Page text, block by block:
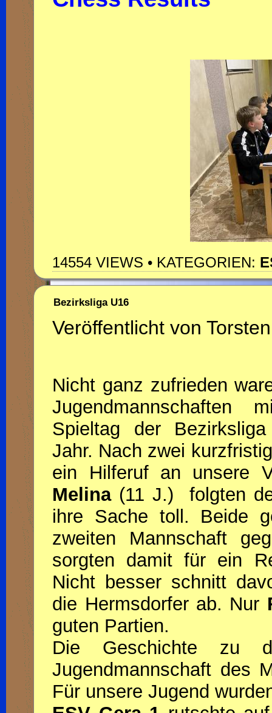
14554 VIEWS • KATEGORIEN:
Bezirksliga U16
Veröffentlicht von Torsten
Nicht ganz zufrieden
Jugendmannschaften
Spieltag der
Jahr. Nach zwei
ein Hilferuf an unsere
Melina(11 J.) folgten
ihre Sache toll. Beide
zweiten Mannschaft
sorgten damit für ein
Nicht besser schnitt
die Hermsdorfer ab. Nur
guten Partien.
Die Geschichte zu
Jugendmannschaft des
Für unsere Jugend